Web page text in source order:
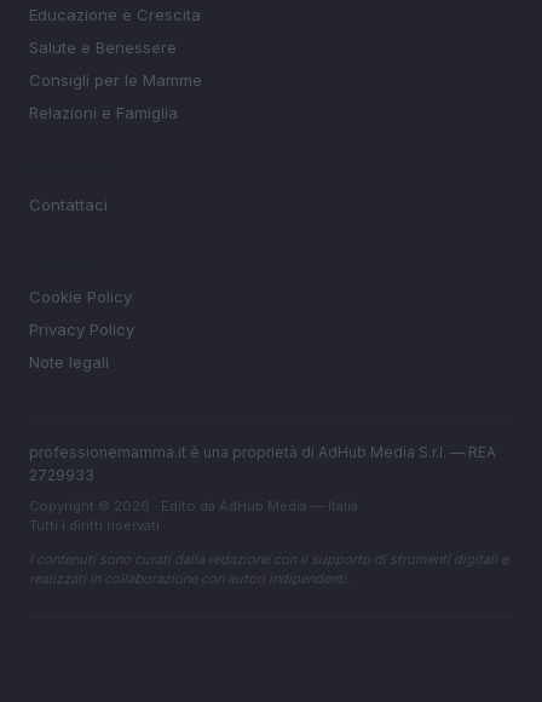
Educazione e Crescita
Salute e Benessere
Consigli per le Mamme
Relazioni e Famiglia
Contattaci
Cookie Policy
Privacy Policy
Note legali
professionemamma.it è una proprietà di AdHub Media S.r.l. — REA
2729933
Copyright © 2026 · Edito da AdHub Media — Italia
Tutti i diritti riservati
I contenuti sono curati dalla redazione con il supporto di strumenti digitali e
realizzati in collaborazione con autori indipendenti.